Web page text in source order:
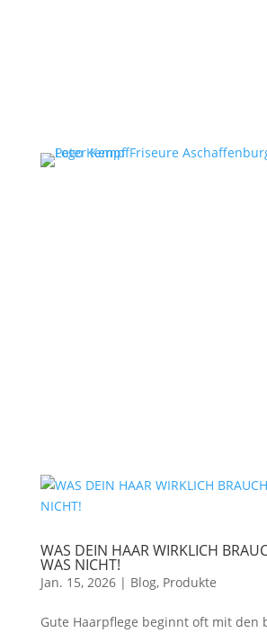
WAS DEIN HAAR WIRKLICH
WAS NICHT!
Jan. 15, 2026| Blog, Produkte
Gute Haarpflege beginnt oft mit den